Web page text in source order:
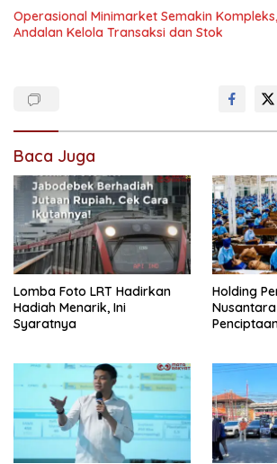
Operasional Minimarket Semakin
Andalan Kelola Transaksi dan Stok
Baca Juga
Lomba Foto LRT Hadirkan
Hadiah Menarik, Ini
Syaratnya
Holding